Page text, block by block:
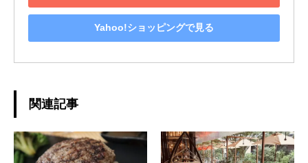
Yahoo!ショッピングで見る
関連記事